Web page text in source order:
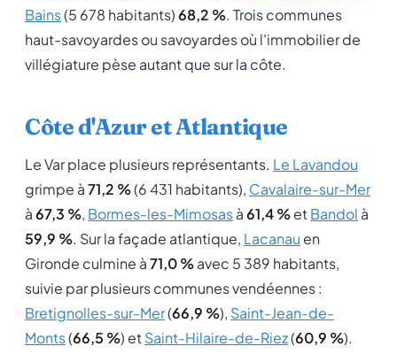
Bains(5 678 habitants)68,2 %. Trois communes
haut-savoyardes ou savoyardes où l'immobilier de
villégiature pèse autant que sur la côte.
Côte d'Azur et Atlantique
Le Var place plusieurs représentants. Le Lavandou
grimpe à71,2 %(6 431 habitants), Cavalaire-sur-Mer
à67,3 %, Bormes-les-Mimosasà61,4 %etBandol à
59,9 %. Sur la façade atlantique, Lacanau en
Gironde culmine à71,0 %avec 5 389 habitants,
suivie par plusieurs communes vendéennes :
Bretignolles-sur-Mer(66,9 %), Saint-Jean-de-
Monts(66,5 %) etSaint-Hilaire-de-Riez(60,9 %).